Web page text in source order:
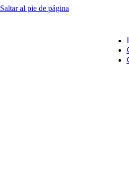
Saltar al pie de página